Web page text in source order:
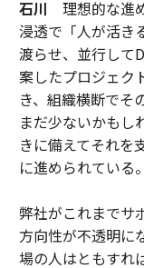
石川 理想的な進
浸透で「人が活き
渡らせ、並行して
案したプロジェク
き、組織横断でそ
まだ少ないかもし
きに備えてそれを
に進められている。
弊社がこれまでサ
方向性が不透明に
場の人はともすれ